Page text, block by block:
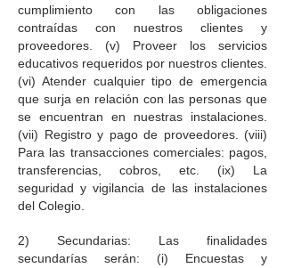
cumplimiento con las obligaciones
contraídas con nuestros clientes y
proveedores. (v) Proveer los servicios
educativos requeridos por nuestros clientes.
(vi) Atender cualquier tipo de emergencia
que surja en relación con las personas que
se encuentran en nuestras instalaciones.
(vii) Registro y pago de proveedores. (viii)
Para las transacciones comerciales: pagos,
transferencias, cobros, etc. (ix) La
seguridad y vigilancia de las instalaciones
del Colegio.
2) Secundarias: Las finalidades
secundarías serán: (i) Encuestas y